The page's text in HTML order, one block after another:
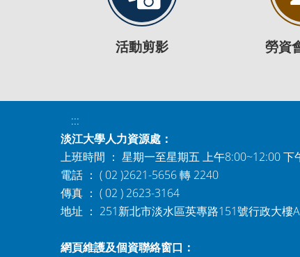
活動剪影 勞資
:::
淡江大學人力資源處：
上班時間 ： 星期一至星期五 上午8:00~12:00 下
電話 ： ( 02 )2621-5656 轉 2240
傳真 ： ( 02 ) 2623-3164
地址 ： 251新北市淡水區英專路151號行政大樓
網頁維護及個資聯絡窗口：